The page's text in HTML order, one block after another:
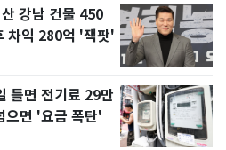
강남 건물 450
차익 280억 '잭팟'
틀면 전기료 29만
면 '요금 폭탄'